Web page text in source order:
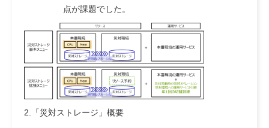
点が課題でした。
2.「災対ストレージ」概要